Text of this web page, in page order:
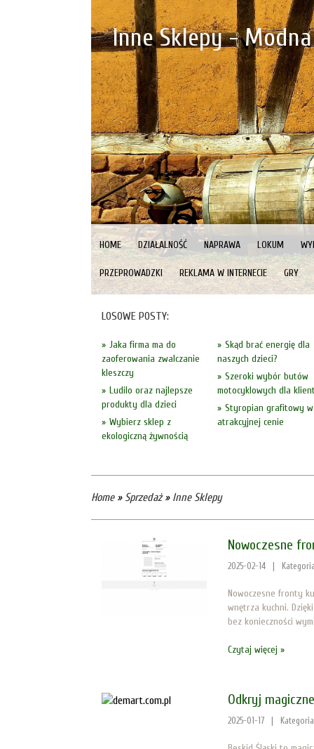
HOME DZIAŁALNOŚĆ NAPRAWA LOKUM
PRZEPROWADZKI REKLAMA W INTERNECIE GRY
Inne Sklepy -
LOSOWE POSTY:
Skąd brać energię dla
naszych dzieci?
Jaka firma ma do
zaoferowania zwalczanie
kleszczy
Szeroki wybór butów
motocyklowych dla
Ludilo oraz najlepsze
produkty dla dzieci
Styropian grafitowy w
atrakcyjnej cenie
Wybierz sklep z
ekologiczną żywnością
Home» Sprzedaż» Inne Sklepy
Nowoczesne
2025-02-14
Nowoczesne fronty
wnętrza kuchni.
bez konieczności
Czytaj więcej »
Odkryj
2025-01-17